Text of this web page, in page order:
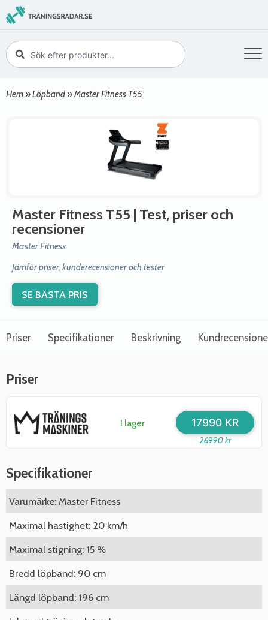
Hem »Löpband »Master Fitness T55
Master Fitness T55 | Test, priser och
recensioner
Master Fitness
Jämför priser, kunderecensioner och tester
SE BÄSTA PRIS
Priser Specifikationer Beskrivning
Priser
I lager
26990 kr
17990 KR
Specifikationer
Varumärke: Master Fitness
Maximal hastighet: 20 km/h
Maximal stigning: 15 %
Bredd löpband: 90 cm
Längd löpband: 196 cm